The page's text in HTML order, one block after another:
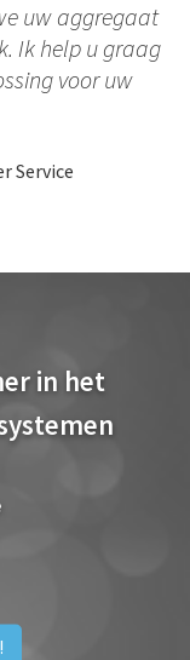
uw aggregaat
Ik help u graag
voor uw
Service
in het